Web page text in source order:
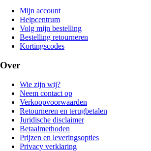
Mijn account
Helpcentrum
Volg mijn bestelling
Bestelling retourneren
Kortingscodes
Over
Wie zijn wij?
Neem contact op
Verkoopvoorwaarden
Retourneren en terugbetalen
Juridische disclaimer
Betaalmethoden
Prijzen en leveringsopties
Privacy verklaring